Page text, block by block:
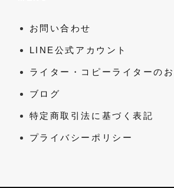
お問い合わせ
LINE公式アカウント
ライター・コピーライターの
ブログ
特定商取引法に基づく表記
プライバシーポリシー